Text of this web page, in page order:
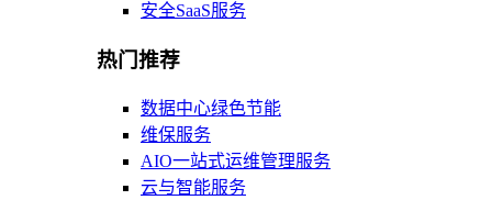
安全SaaS服务
热门推荐
数据中心绿色节能
维保服务
AIO一站式运维管理服务
云与智能服务